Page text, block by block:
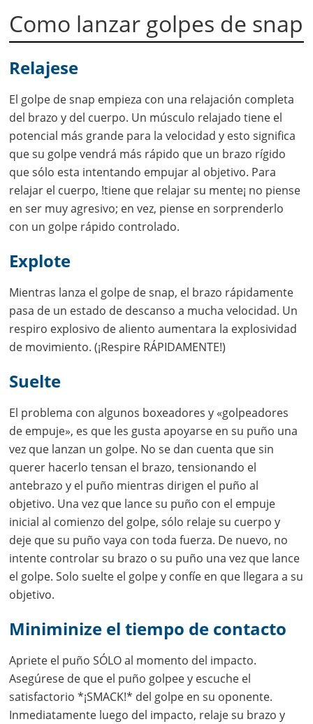
Como lanzar golpes de snap
Relajese
El golpe de snap empieza con una relajación completa
del brazo y del cuerpo. Un músculo relajado tiene el
potencial más grande para la velocidad y esto significa
que su golpe vendrá más rápido que un brazo rígido
que sólo esta intentando empujar al objetivo. Para
relajar el cuerpo, !tiene que relajar su mente¡ no piense
en ser muy agresivo; en vez, piense en sorprenderlo
con un golpe rápido controlado.
Explote
Mientras lanza el golpe de snap, el brazo rápidamente
pasa de un estado de descanso a mucha velocidad. Un
respiro explosivo de aliento aumentara la explosividad
de movimiento. (¡Respire RÁPIDAMENTE!)
Suelte
El problema con algunos boxeadores y «golpeadores
de empuje», es que les gusta apoyarse en su puño una
vez que lanzan un golpe. No se dan cuenta que sin
querer hacerlo tensan el brazo, tensionando el
antebrazo y el puño mientras dirigen el puño al
objetivo. Una vez que lance su puño con el empuje
inicial al comienzo del golpe, sólo relaje su cuerpo y
deje que su puño vaya con toda fuerza. De nuevo, no
intente controlar su brazo o su puño una vez que lance
el golpe. Solo suelte el golpe y confíe en que llegara a su
objetivo.
Miniminize el tiempo de contacto
Apriete el puño SÓLO al momento del impacto.
Asegúrese de que el puño golpee y escuche el
satisfactorio *¡SMACK!* del golpe en su oponente.
Inmediatamente luego del impacto, relaje su brazo y